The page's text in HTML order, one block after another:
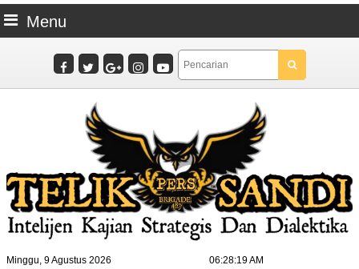
Menu
Minggu, 9 Agustus 2026 06:28:21 AM